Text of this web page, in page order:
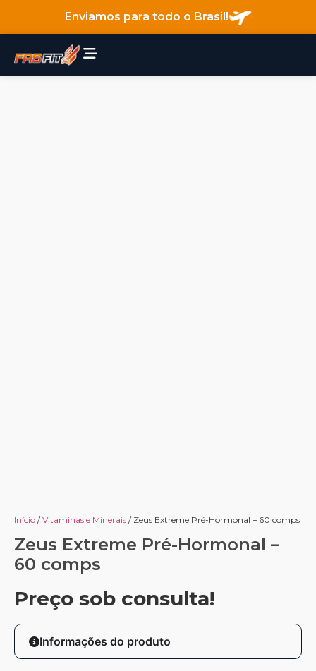
Enviamos para todo o Brasil!
Início /Vitaminas e Minerais / Zeus Extreme Pré-Hormonal – 60 comps
Zeus Extreme Pré-Hormonal –
60 comps
Preço sob consulta!
Informações do produto